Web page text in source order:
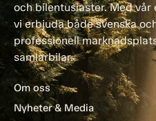
och bilentusiaster. Med
vi erbjuda både svenska
professionell
samlarbilar.
Om oss
Nyheter & Media